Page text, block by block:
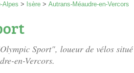
Alpes > Isère > Autrans-Méaudre-en-Vercors
Sport", loueur de vélos situé
en-Vercors.